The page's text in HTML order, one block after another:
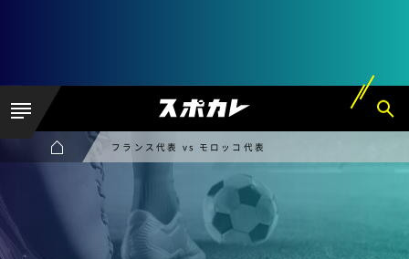
フランス代表 vs モロッコ代表